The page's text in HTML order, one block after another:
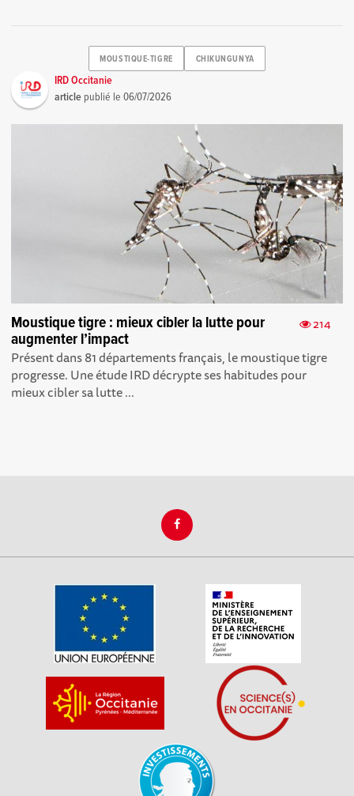
MOUSTIQUE-TIGRE CHIKUNGUNYA
IRD Occitanie
article publié le06/07/2026
214
Moustique tigre : mieux cibler la lutte pour
augmenter l’impact
Présent dans 81 départements français, le moustique tigre
progresse. Une étude IRD décrypte ses habitudes pour
mieux cibler sa lutte ...